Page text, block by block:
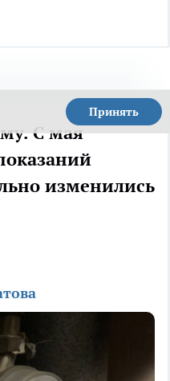
Принять
С мая
изменились